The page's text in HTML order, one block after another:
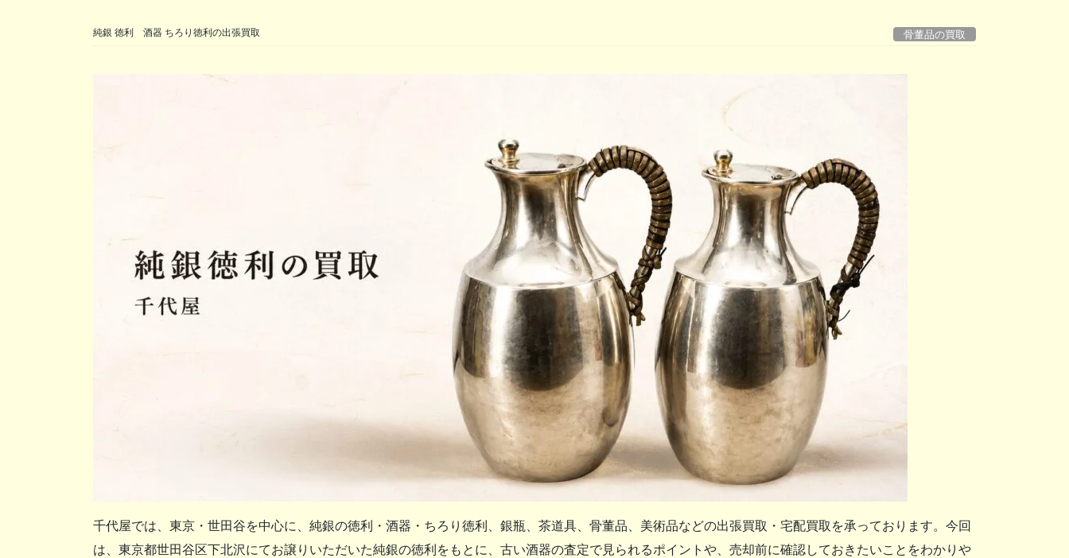
骨董品の買取
純銀 徳利 酒器 ちろり徳利の出張買取
千代屋では、東京・世田谷を中心に、純銀の徳利・酒器・ちろり徳利、銀瓶、茶道具、骨董品、美術品などの出張買取・宅配買取を承っております。今回
は、東京都世田谷区下北沢にてお譲りいただいた純銀の徳利をもとに、古い酒器の査定で見られるポイントや、売却前に確認しておきたいことをわかりや